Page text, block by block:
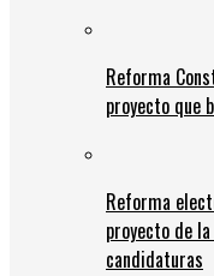
Reforma
proyecto que
Reforma
proyecto de
candidaturas